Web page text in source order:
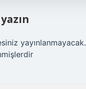
yayınlanmayacak.